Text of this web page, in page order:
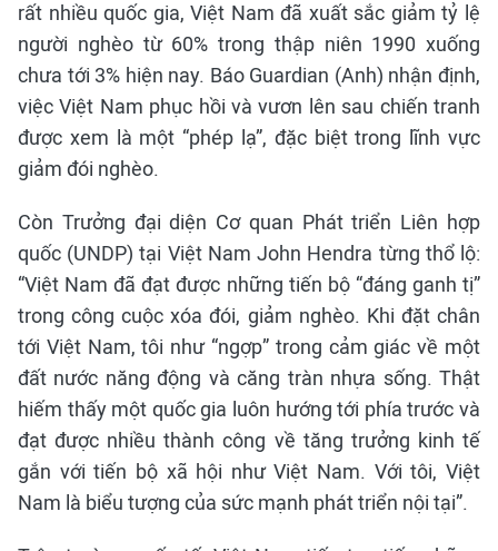
rất nhiều quốc gia, Việt Nam đã xuất sắc giảm tỷ lệ
người nghèo từ 60% trong thập niên 1990 xuống
chưa tới 3% hiện nay. Báo Guardian (Anh) nhận định,
việc Việt Nam phục hồi và vươn lên sau chiến tranh
được xem là một “phép lạ”, đặc biệt trong lĩnh vực
giảm đói nghèo.
Còn Trưởng đại diện Cơ quan Phát triển Liên hợp
quốc (UNDP) tại Việt Nam John Hendra từng thổ lộ:
“Việt Nam đã đạt được những tiến bộ “đáng ganh tị”
trong công cuộc xóa đói, giảm nghèo. Khi đặt chân
tới Việt Nam, tôi như “ngợp” trong cảm giác về một
đất nước năng động và căng tràn nhựa sống. Thật
hiếm thấy một quốc gia luôn hướng tới phía trước và
đạt được nhiều thành công về tăng trưởng kinh tế
gắn với tiến bộ xã hội như Việt Nam. Với tôi, Việt
Nam là biểu tượng của sức mạnh phát triển nội tại”.